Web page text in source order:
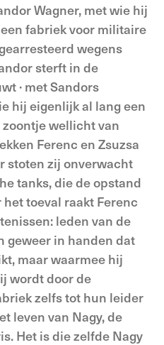
Wagner, met wie hij
fabriek voor militaire
wegens
sterft in de
· met Sandors
hij eigenlijk al lang een
wellicht van
Ferenc en Zsuzsa
stoten zij onverwacht
tanks, die de opstand
toeval raakt Ferenc
leden van de
geweer in handen dat
maar waarmee hij
wordt door de
zelfs tot hun leider
leven van Nagy, de
Het is die zelfde Nagy